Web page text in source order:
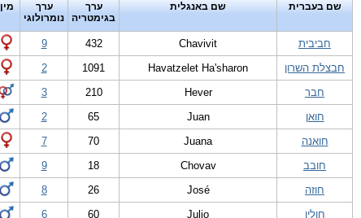
שם בעברית שם באנגלית
ערך
בגימטריה
ערך
נומרולוגי
מין
חביבית Chavivit
432
9
חבצלת השרון
Havatzelet Ha'sharon
1091
2
חבר
Hever
210
3
חואן
Juan
65
2
חואנה
Juana
70
7
חובב
Chovav
18
9
חוזה
José
26
8
חוליו
Julio
60
6